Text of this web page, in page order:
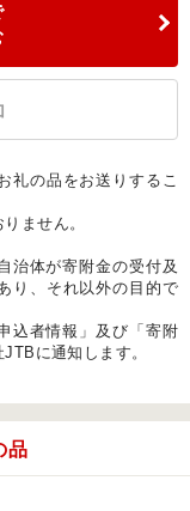
礼の品をお送りするこ
ません。
治体が寄附金の受付及
り、それ以外の目的で
込者情報」及び「寄附
に通知します。
品